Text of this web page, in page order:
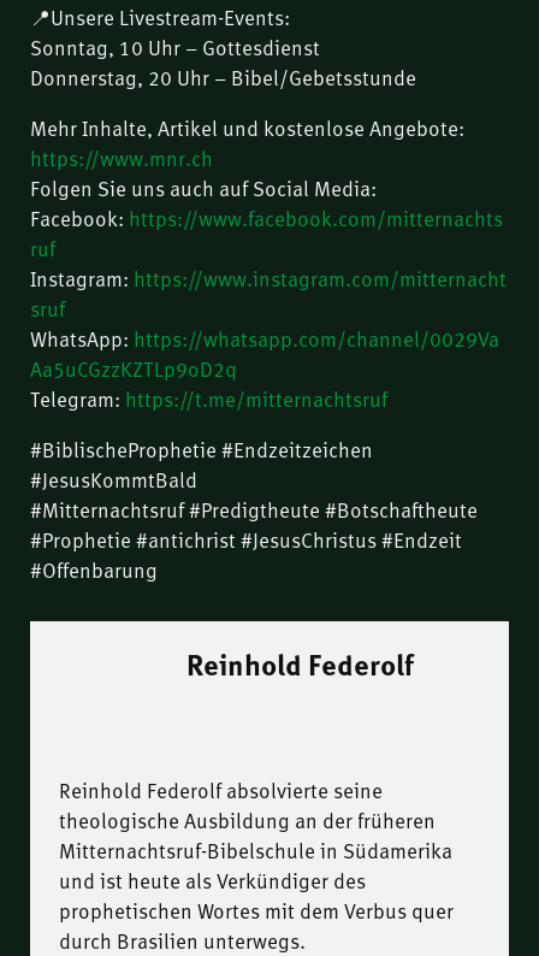
📍Unsere Livestream-Events:
Sonntag, 10 Uhr – Gottesdienst
Donnerstag, 20 Uhr – Bibel/Gebetsstunde
Mehr Inhalte, Artikel und kostenlose Angebote:
https://www.mnr.ch
Folgen Sie uns auch auf Social Media:
Facebook: https://www.facebook.com/mitternachts
ruf
Instagram: https://www.instagram.com/mitternacht
sruf
WhatsApp: https://whatsapp.com/channel/0029Va
Aa5uCGzzKZTLp9oD2q
Telegram: https://t.me/mitternachtsruf
#BiblischeProphetie #Endzeitzeichen
#JesusKommtBald
#Mitternachtsruf #Predigtheute #Botschaftheute
#Prophetie #antichrist #JesusChristus #Endzeit
#Offenbarung
Reinhold Federolf
Reinhold Federolf absolvierte seine
theologische Ausbildung an der früheren
Mitternachtsruf-Bibelschule in Südamerika
und ist heute als Verkündiger des
prophetischen Wortes mit dem Verbus quer
durch Brasilien unterwegs.